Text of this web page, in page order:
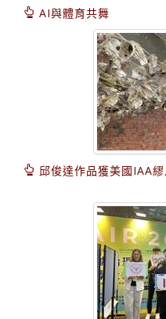
AI與體育共舞
邱俊達作品獲美國IAA